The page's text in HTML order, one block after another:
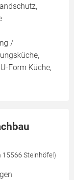
/
Form Küche,
15566 Steinhöfel)